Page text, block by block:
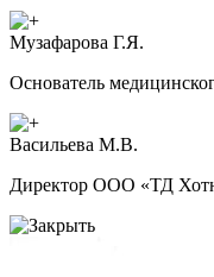
Музафарова Г.Я.
Основатель
Васильева М.В.
Директор ООО «ТД